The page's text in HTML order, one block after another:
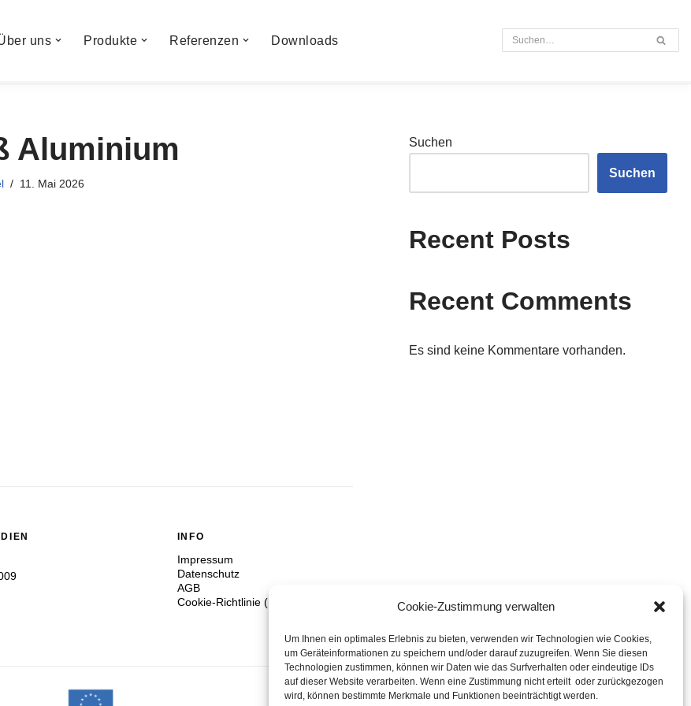
Cookie-Zustimmung verwalten
Um Ihnen ein optimales Erlebnis zu bieten, verwenden wir Technologien wie Cookies,
um Geräteinformationen zu speichern und/oder darauf zuzugreifen. Wenn Sie diesen
Technologien zustimmen, können wir Daten wie das Surfverhalten oder eindeutige IDs
auf dieser Website verarbeiten. Wenn eine Zustimmung nicht erteilt oder zurückgezogen
wird, können bestimmte Merkmale und Funktionen beeinträchtigt werden.
uns Produkte Referenzen Downloads
Aluminium
11. Mai 2026
Suchen
Suchen
Recent Posts
Recent Comments
Es sind keine Kommentare vorhanden.
INFO
Impressum
Datenschutz
AGB
Cookie-Richtlinie (EU)